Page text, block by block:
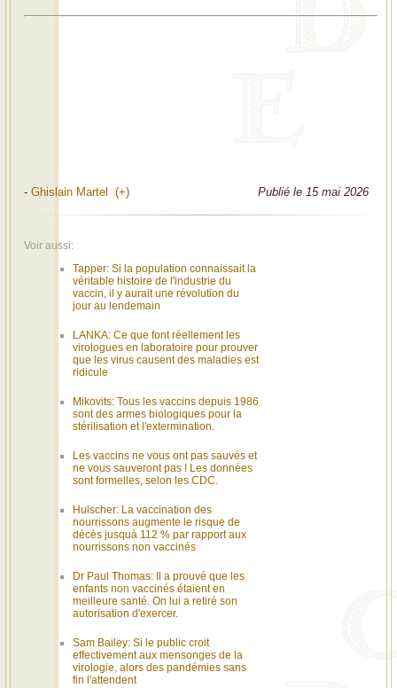
- Ghislain Martel (+) Publié le 15 mai 2026
Voir aussi:
Tapper: Si la population connaissait la
véritable histoire de l'industrie du
vaccin, il y aurait une révolution du
jour au lendemain
LANKA: Ce que font réellement les
virologues en laboratoire pour prouver
que les virus causent des maladies est
ridicule
Mikovits: Tous les vaccins depuis 1986
sont des armes biologiques pour la
stérilisation et l'extermination.
Les vaccins ne vous ont pas sauvés et
ne vous sauveront pas ! Les données
sont formelles, selon les CDC.
Hulscher: La vaccination des
nourrissons augmente le risque de
décès jusquà 112 % par rapport aux
nourrissons non vaccinés
Dr Paul Thomas: Il a prouvé que les
enfants non vaccinés étaient en
meilleure santé. On lui a retiré son
autorisation d'exercer.
Sam Bailey: Si le public croit
effectivement aux mensonges de la
virologie, alors des pandémies sans
fin l'attendent